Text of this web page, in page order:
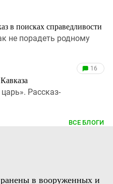
в поисках справедливости
не порадеть родному
16
Рассказ-
ВСЕ БЛОГИ
в вооруженных и